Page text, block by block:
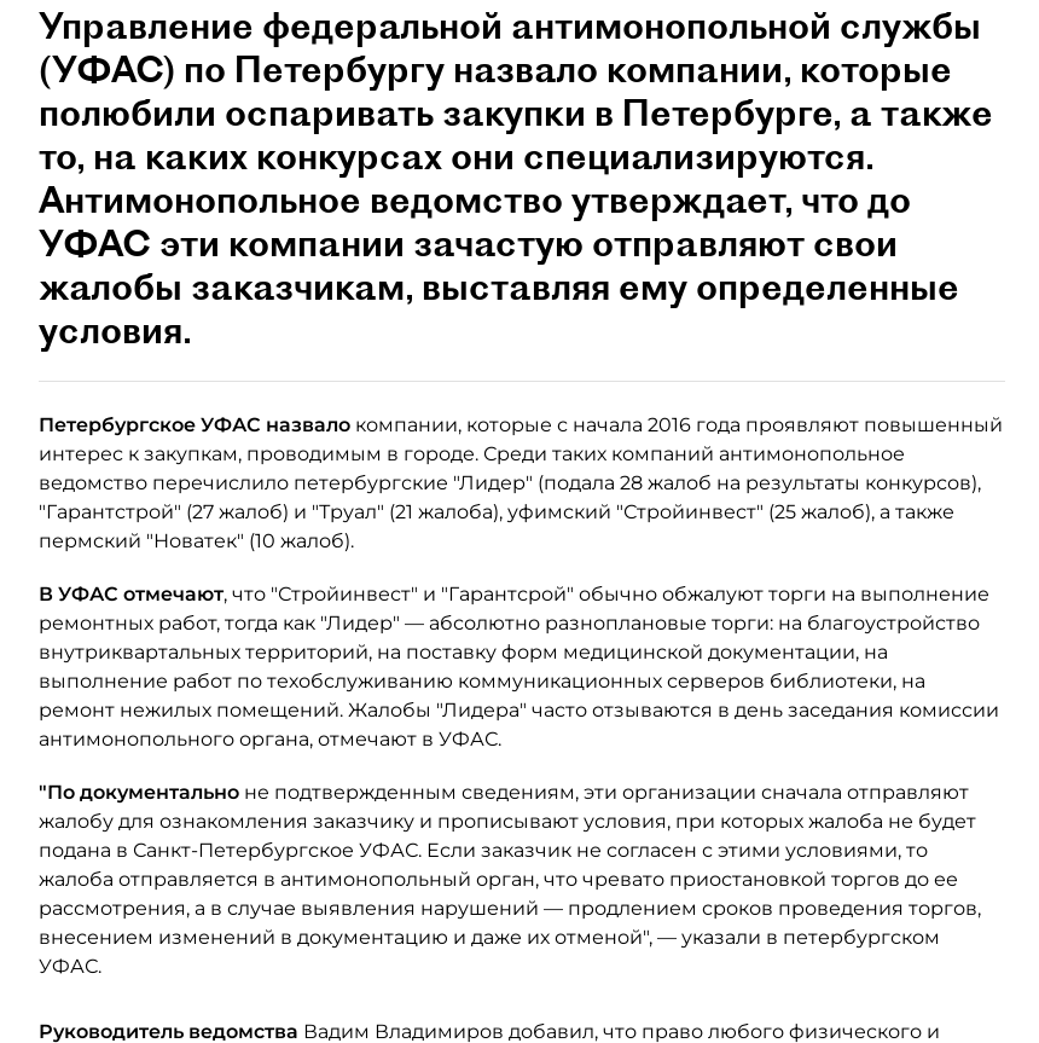
Управление федеральной антимонопольной службы
(УФАС) по Петербургу назвало компании, которые
полюбили оспаривать закупки в Петербурге, а также
то, на каких конкурсах они специализируются.
Антимонопольное ведомство утверждает, что до
УФАС эти компании зачастую отправляют свои
жалобы заказчикам, выставляя ему определенные
условия.
Петербургское УФАС назвало компании, которые с начала 2016 года проявляют повышенный
интерес к закупкам, проводимым в городе. Среди таких компаний антимонопольное
ведомство перечислило петербургские "Лидер" (подала 28 жалоб на результаты конкурсов),
"Гарантстрой" (27 жалоб) и "Труал" (21 жалоба), уфимский "Стройинвест" (25 жалоб), а также
пермский "Новатек" (10 жалоб).
В УФАС отмечают, что "Стройинвест" и "Гарантсрой" обычно обжалуют торги на выполнение
ремонтных работ, тогда как "Лидер" — абсолютно разноплановые торги: на благоустройство
внутриквартальных территорий, на поставку форм медицинской документации, на
выполнение работ по техобслуживанию коммуникационных серверов библиотеки, на
ремонт нежилых помещений. Жалобы "Лидера" часто отзываются в день заседания комиссии
антимонопольного органа, отмечают в УФАС.
"По документально не подтвержденным сведениям, эти организации сначала отправляют
жалобу для ознакомления заказчику и прописывают условия, при которых жалоба не будет
подана в Санкт-Петербургское УФАС. Если заказчик не согласен с этими условиями, то
жалоба отправляется в антимонопольный орган, что чревато приостановкой торгов до ее
рассмотрения, а в случае выявления нарушений — продлением сроков проведения торгов,
внесением изменений в документацию и даже их отменой", — указали в петербургском
УФАС.
Руководитель ведомства Вадим Владимиров добавил, что право любого физического и